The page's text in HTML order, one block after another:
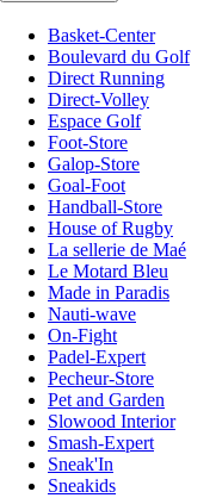
Basket-Center
Boulevard du Golf
Direct Running
Direct-Volley
Espace Golf
Foot-Store
Galop-Store
Goal-Foot
Handball-Store
House of Rugby
La sellerie de Maé
Le Motard Bleu
Made in Paradis
Nauti-wave
On-Fight
Padel-Expert
Pecheur-Store
Pet and Garden
Slowood Interior
Smash-Expert
Sneak'In
Sneakids